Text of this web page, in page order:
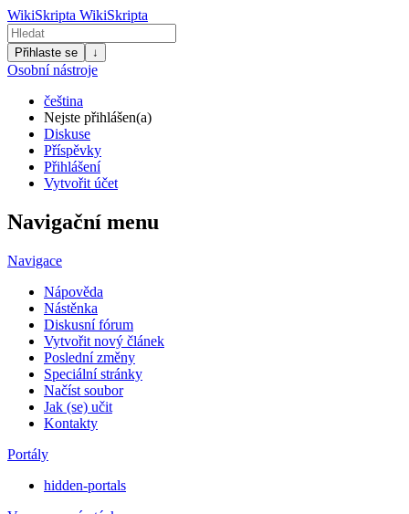
WikiSkripta WikiSkripta
Přihlaste se ↓
Osobní nástroje
čeština
Nejste přihlášen(a)
Diskuse
Příspěvky
Přihlášení
Vytvořit účet
Navigační menu
Navigace
Nápověda
Nástěnka
Diskusní fórum
Vytvořit nový článek
Poslední změny
Speciální stránky
Načíst soubor
Jak (se) učit
Kontakty
Portály
hidden-portals